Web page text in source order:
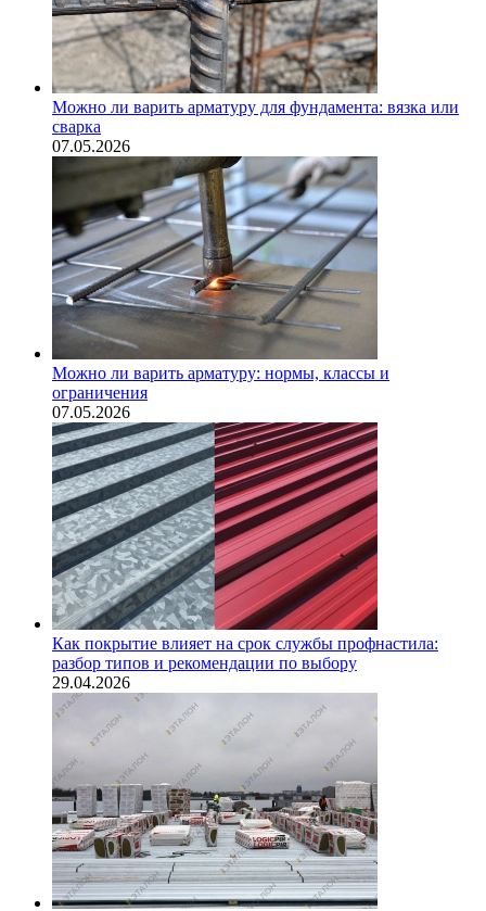
Можно ли варить арматуру для фундамента: вязка или
сварка
07.05.2026
Можно ли варить арматуру: нормы, классы и
ограничения
07.05.2026
Как покрытие влияет на срок службы профнастила:
разбор типов и рекомендации по выбору
29.04.2026